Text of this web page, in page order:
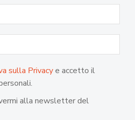
sulla Privacye accetto il
alla newsletter del